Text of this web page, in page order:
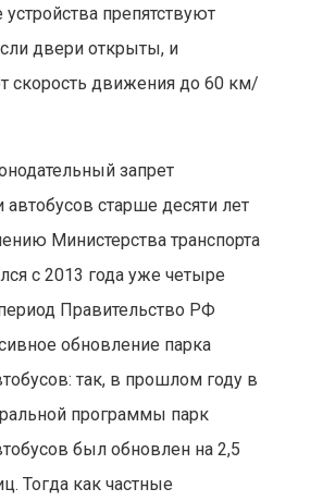
препятствуют
двери открыты, и
скорость движения до 60 км/
запрет
автобусов старше десяти лет
Министерства транспорта
с 2013 года уже четыре
период Правительство РФ
обновление парка
так, в прошлом году в
программы парк
был обновлен на 2,5
Тогда как частные